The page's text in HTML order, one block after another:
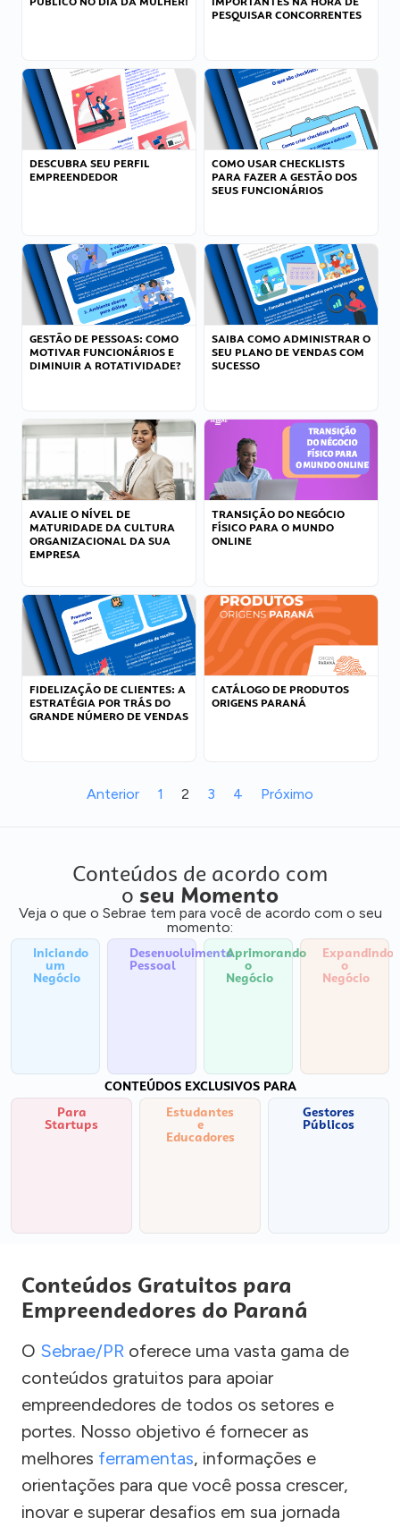
PESQUISAR CONCORRENTES
DESCUBRA SEU PERFIL
EMPREENDEDOR
COMO USAR CHECKLISTS
PARA FAZER A GESTÃO DOS
SEUS FUNCIONÁRIOS
GESTÃO DE PESSOAS: COMO
MOTIVAR FUNCIONÁRIOS E
DIMINUIR A ROTATIVIDADE?
SAIBA COMO ADMINISTRAR O
SEU PLANO DE VENDAS COM
SUCESSO
AVALIE O NÍVEL DE
MATURIDADE DA CULTURA
ORGANIZACIONAL DA SUA
EMPRESA
TRANSIÇÃO DO NEGÓCIO
FÍSICO PARA O MUNDO
ONLINE
FIDELIZAÇÃO DE CLIENTES: A
ESTRATÉGIA POR TRÁS DO
GRANDE NÚMERO DE VENDAS
CATÁLOGO DE PRODUTOS
ORIGENS PARANÁ
Anterior 1 2 3 4 Próximo
Conteúdos de acordo com
o seu Momento
Veja o que o Sebrae tem para você de acordo com o seu
momento:
Iniciando
um
Negócio
Desenvolvimento
Pessoal
Aprimorando
o
Negócio
Expandindo
o
Negócio
CONTEÚDOS EXCLUSIVOS PARA
Para
Startups
Estudantes
e
Educadores
Gestores
Públicos
Conteúdos Gratuitos para
Empreendedores do Paraná
O Sebrae/PR oferece uma vasta gama de
conteúdos gratuitos para apoiar
empreendedores de todos os setores e
portes. Nosso objetivo é fornecer as
melhores ferramentas, informações e
orientações para que você possa crescer,
inovar e superar desafios em sua jornada